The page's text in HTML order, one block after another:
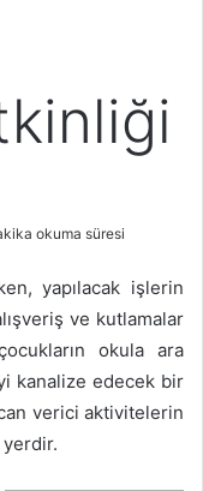
okuma süresi
yapılacak işlerin
ve kutlamalar
okula ara
kanalize edecek bir
verici aktivitelerin